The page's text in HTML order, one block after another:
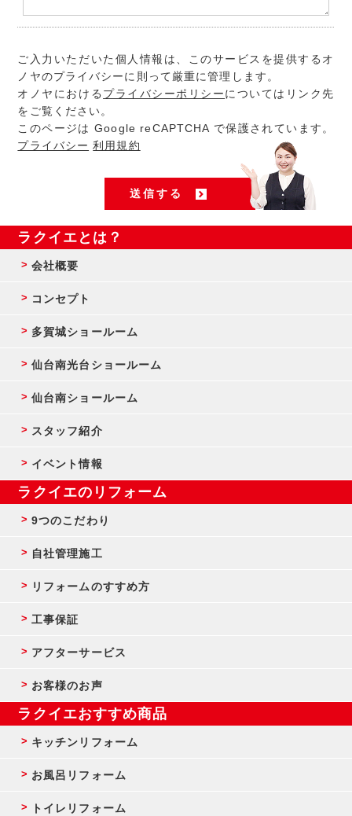
ご入力いただいた個人情報は、このサービスを提供するオ
ノヤのプライバシーに則って厳重に管理します。
オノヤにおける プライバシーポリシーについてはリンク先
をご覧ください。
このページは Google reCAPTCHA で保護されています。
プライバシー 利用規約
ラクイエとは？
会社概要
コンセプト
多賀城ショールーム
仙台南光台ショールーム
仙台南ショールーム
スタッフ紹介
イベント情報
ラクイエのリフォーム
9つのこだわり
自社管理施工
リフォームのすすめ方
工事保証
アフターサービス
お客様のお声
ラクイエおすすめ商品
キッチンリフォーム
お風呂リフォーム
トイレリフォーム